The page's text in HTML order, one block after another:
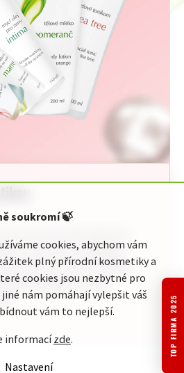
soukromí🍃
cookies, abychom vám
plný přírodní kosmetiky a
cookies jsou nezbytné pro
nám pomáhají vylepšit váš
vám to nejlepší.
informacízde.
Nastavení
kosmetickou nabídkou
zde celou naši nabídku
kategorií podle
TOP FIRMA 2025